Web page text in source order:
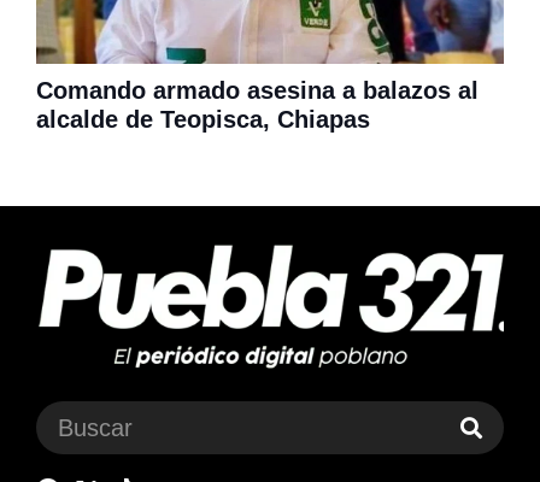
Comando armado asesina a balazos al
alcalde de Teopisca, Chiapas